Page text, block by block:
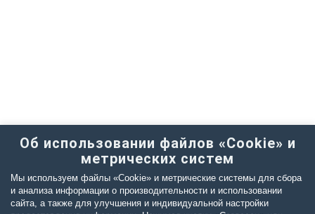
Об использовании файлов «Cookie» и
метрических систем
Мы используем файлы «Cookie» и метрические системы для сбора
и анализа информации о производительности и использовании
сайта, а также для улучшения и индивидуальной настройки